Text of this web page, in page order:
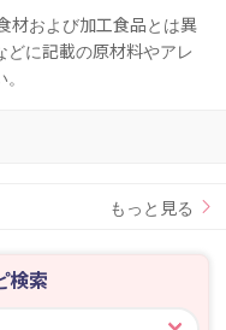
材および加工食品とは異
に記載の原材料やアレ
もっと見る
検索